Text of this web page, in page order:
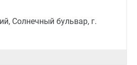
Солнечный бульвар, г.